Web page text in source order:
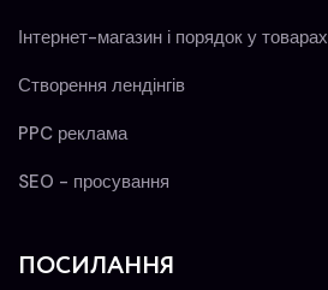
Інтернет-магазин і порядок у товарах
Створення лендінгів
PPC реклама
SEO - просування
ПОСИЛАННЯ